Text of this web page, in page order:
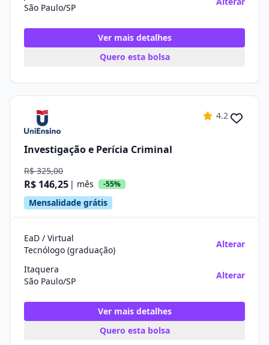
São Paulo/SP
Ver mais detalhes
Quero esta bolsa
4.2
Investigação e Perícia Criminal
R$ 325,00
R$ 146,25 | mês -55%
Mensalidade grátis
EaD / Virtual
Tecnólogo (graduação)
Alterar
Itaquera
São Paulo/SP
Alterar
Ver mais detalhes
Quero esta bolsa